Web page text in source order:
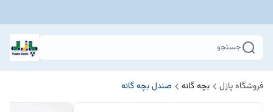
جستجو
فروشگاه پازل بچه گانه صندل بچه گانه